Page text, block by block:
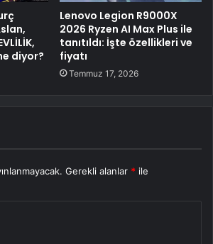
diyor?
Lenovo Legion R9000X
2026 Ryzen AI Max Plus ile
tanıtıldı: İşte özellikleri ve
fiyatı
Temmuz 17, 2026
Gerekli alanlar * ile